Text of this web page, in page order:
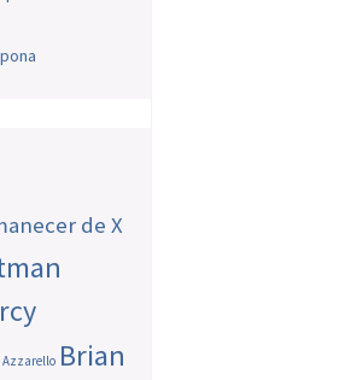
de X
Azzarello Brian